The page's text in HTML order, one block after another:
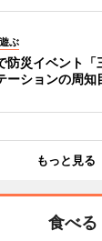
ぶ
防災イベント
ーションの周知
もっと見る
食べる